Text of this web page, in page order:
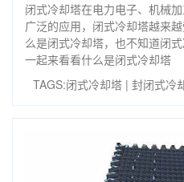
闭式冷却塔在电力电子、机械
广泛的应用，闭式冷却塔越来
么是闭式冷却塔，也不知道闭
一起来看看什么是闭式冷却塔
TAGS:闭式冷却塔 | 封闭式冷